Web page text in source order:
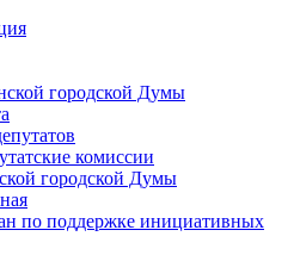
городской Думы
комиссии
городской Думы
по поддержке инициативных